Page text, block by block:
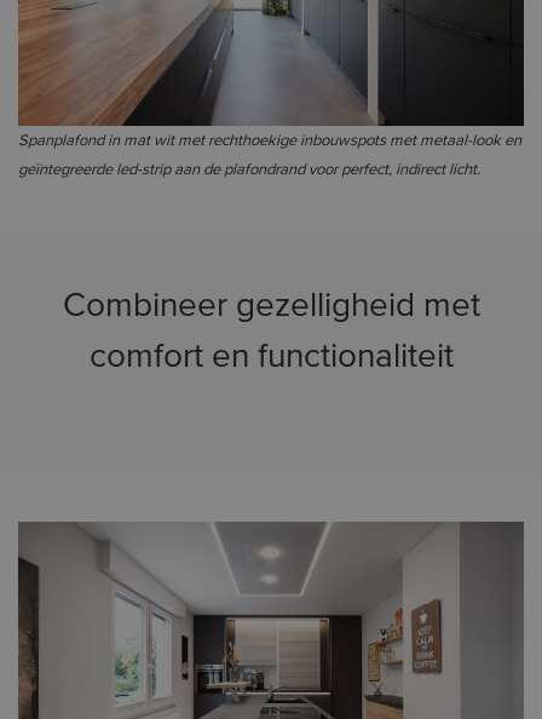
Spanplafond in mat wit met rechthoekige inbouwspots met metaal-look en
geïntegreerde led-strip aan de plafondrand voor perfect, indirect licht.
Combineer gezelligheid met
comfort en functionaliteit